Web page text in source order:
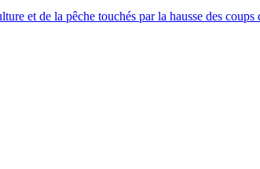
et de la pêche touchés par la hausse des coups